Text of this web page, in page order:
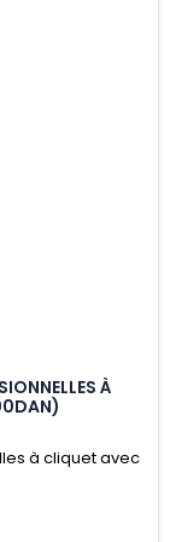
À
à cliquet avec
simple et rapide
vos